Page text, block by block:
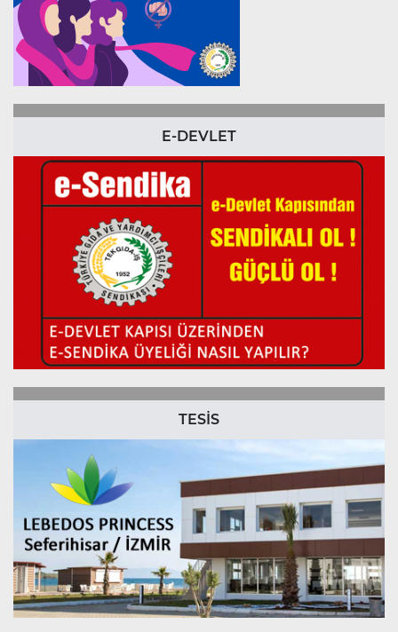
E-DEVLET
TESİS